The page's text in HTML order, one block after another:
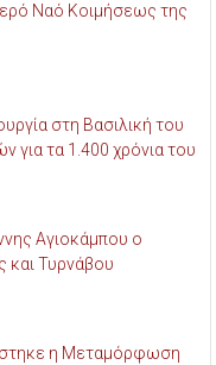
Ναό Κοιμήσεως της
στη Βασιλική του
για τα 1.400 χρόνια του
Αγιοκάμπου ο
και Τυρνάβου
η Μεταμόρφωση